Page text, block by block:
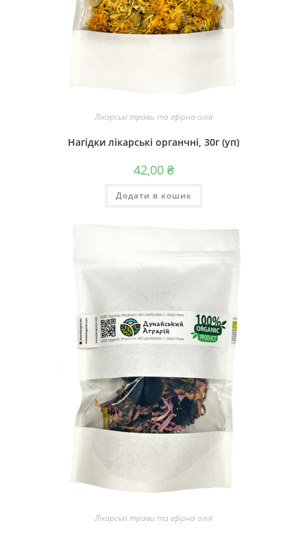
Лікарські трави та ефірна олія
Нагідки лікарські органчні, 30г (уп)
42,00 ₴
Додати в кошик
Лікарські трави та ефірна олія